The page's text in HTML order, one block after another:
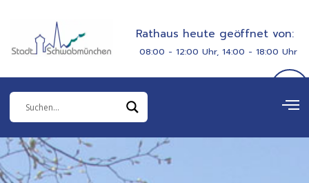
springen
Rathaus heute geöffnet von:
08:00 - 12:00 Uhr, 14:00 - 18:00 Uhr